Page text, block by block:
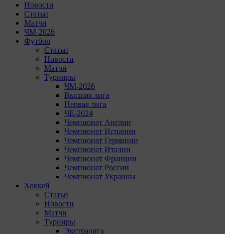
Новости
Статьи
Матчи
ЧМ-2026
Футбол
Статьи
Новости
Матчи
Турниры
ЧМ-2026
Высшая лига
Первая лига
ЧЕ-2024
Чемпионат Англии
Чемпионат Испании
Чемпионат Германии
Чемпионат Италии
Чемпионат Франции
Чемпионат России
Чемпионат Украины
Хоккей
Статьи
Новости
Матчи
Турниры
Экстралига